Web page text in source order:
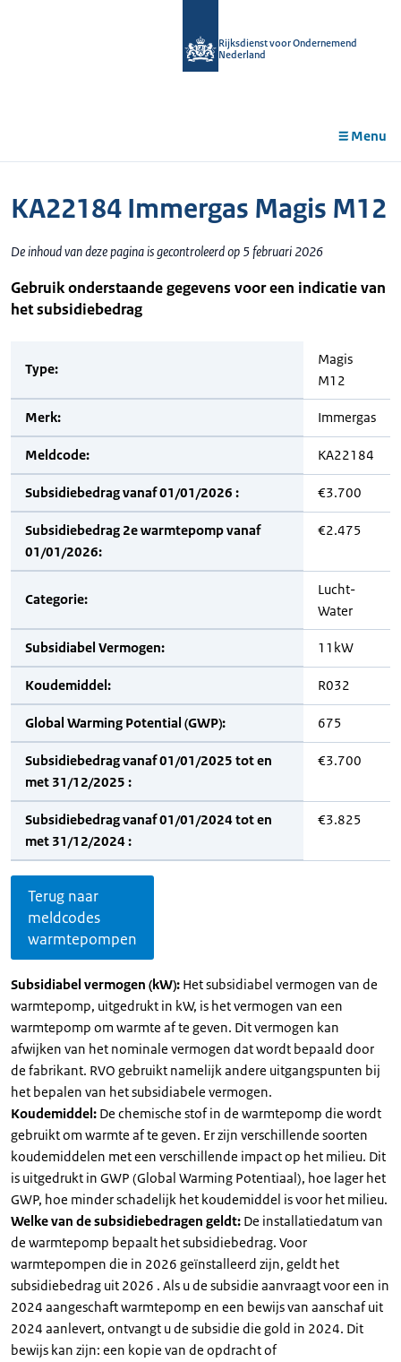
Rijksdienst voor Ondernemend
Nederland
Menu
KA22184 Immergas Magis M12
De inhoud van deze pagina is gecontroleerd op 5 februari 2026
Gebruik onderstaande gegevens voor een indicatie van
het subsidiebedrag
Type:
Magis
M12
Merk: Immergas
Meldcode: KA22184
Subsidiebedrag vanaf 01/01/2026 : €3.700
Subsidiebedrag 2e warmtepomp vanaf
01/01/2026:
€2.475
Categorie:
Lucht-
Water
Subsidiabel Vermogen: 11kW
Koudemiddel: R032
Global Warming Potential (GWP): 675
Subsidiebedrag vanaf 01/01/2025 tot en
met 31/12/2025 :
€3.700
Subsidiebedrag vanaf 01/01/2024 tot en
met 31/12/2024 :
€3.825
Terug naar
meldcodes
warmtepompen
Subsidiabel vermogen (kW): Het subsidiabel vermogen van de
warmtepomp, uitgedrukt in kW, is het vermogen van een
warmtepomp om warmte af te geven. Dit vermogen kan
afwijken van het nominale vermogen dat wordt bepaald door
de fabrikant. RVO gebruikt namelijk andere uitgangspunten bij
het bepalen van het subsidiabele vermogen.
Koudemiddel: De chemische stof in de warmtepomp die wordt
gebruikt om warmte af te geven. Er zijn verschillende soorten
koudemiddelen met een verschillende impact op het milieu. Dit
is uitgedrukt in GWP (Global Warming Potentiaal), hoe lager het
GWP, hoe minder schadelijk het koudemiddel is voor het milieu.
Welke van de subsidiebedragen geldt: De installatiedatum van
de warmtepomp bepaalt het subsidiebedrag. Voor
warmtepompen die in 2026 geïnstalleerd zijn, geldt het
subsidiebedrag uit 2026 . Als u de subsidie aanvraagt voor een in
2024 aangeschaft warmtepomp en een bewijs van aanschaf uit
2024 aanlevert, ontvangt u de subsidie die gold in 2024. Dit
bewijs kan zijn: een kopie van de opdracht of